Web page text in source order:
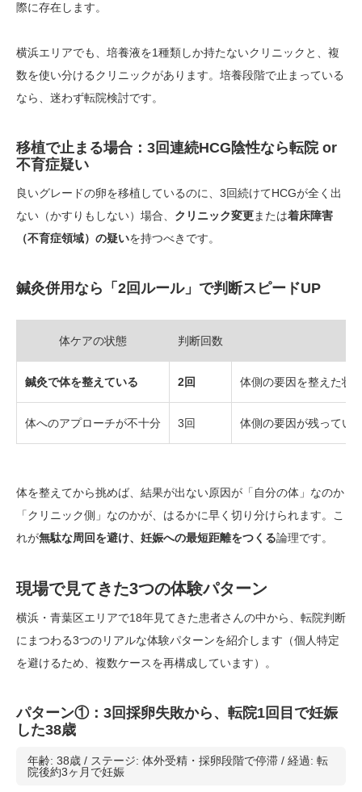
際に存在します。
横浜エリアでも、培養液を1種類しか持たないクリニックと、複
数を使い分けるクリニックがあります。培養段階で止まっている
なら、迷わず転院検討です。
移植で止まる場合：3回連続HCG陰性なら転院 or
不育症疑い
良いグレードの卵を移植しているのに、3回続けてHCGが全く出
ない（かすりもしない）場合、 クリニック変更または着床障害
（不育症領域）の疑いを持つべきです。
鍼灸併用なら「2回ルール」で判断スピードUP
体ケアの状態 判断回数
鍼灸で体を整えている 2回 体側の要因を整えた状
体へのアプローチが不十分 3回 体側の要因が残ってい
体を整えてから挑めば、結果が出ない原因が「自分の体」なのか
「クリニック側」なのかが、はるかに早く切り分けられます。こ
れが無駄な周回を避け、妊娠への最短距離をつくる論理です。
現場で見てきた3つの体験パターン
横浜・青葉区エリアで18年見てきた患者さんの中から、転院判断
にまつわる3つのリアルな体験パターンを紹介します（個人特定
を避けるため、複数ケースを再構成しています）。
パターン①：3回採卵失敗から、転院1回目で妊娠
した38歳
年齢: 38歳 / ステージ: 体外受精・採卵段階で停滞 / 経過: 転
院後約3ヶ月で妊娠